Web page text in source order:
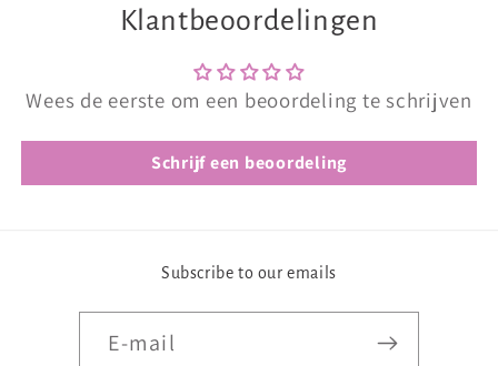
Klantbeoordelingen
Wees de eerste om een beoordeling te schrijven
Schrijf een beoordeling
Subscribe to our emails
E‑mail